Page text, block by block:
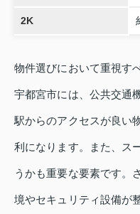
2K
物件選びにおいて重視す
宇都宮市には、公共交通
駅からのアクセスが良い
利になります。また、ス
うかも重要な要素です。
境やセキュリティ設備が